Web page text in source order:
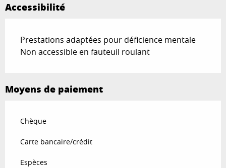
Accessibilité
Prestations adaptées pour déficience mentale
Non accessible en fauteuil roulant
Moyens de paiement
Chèque
Carte bancaire/crédit
Espèces